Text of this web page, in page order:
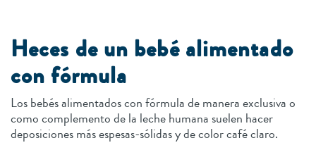
Heces de un bebé alimentado
con fórmula
Los bebés alimentados con fórmula de manera exclusiva o
como complemento de la leche humana suelen hacer
deposiciones más espesas-sólidas y de color café claro.